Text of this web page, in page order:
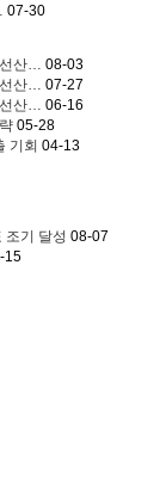
07-30
산…
08-03
산…
07-27
산…
06-16
05-28
기회 04-13
조기 달성 08-07
15